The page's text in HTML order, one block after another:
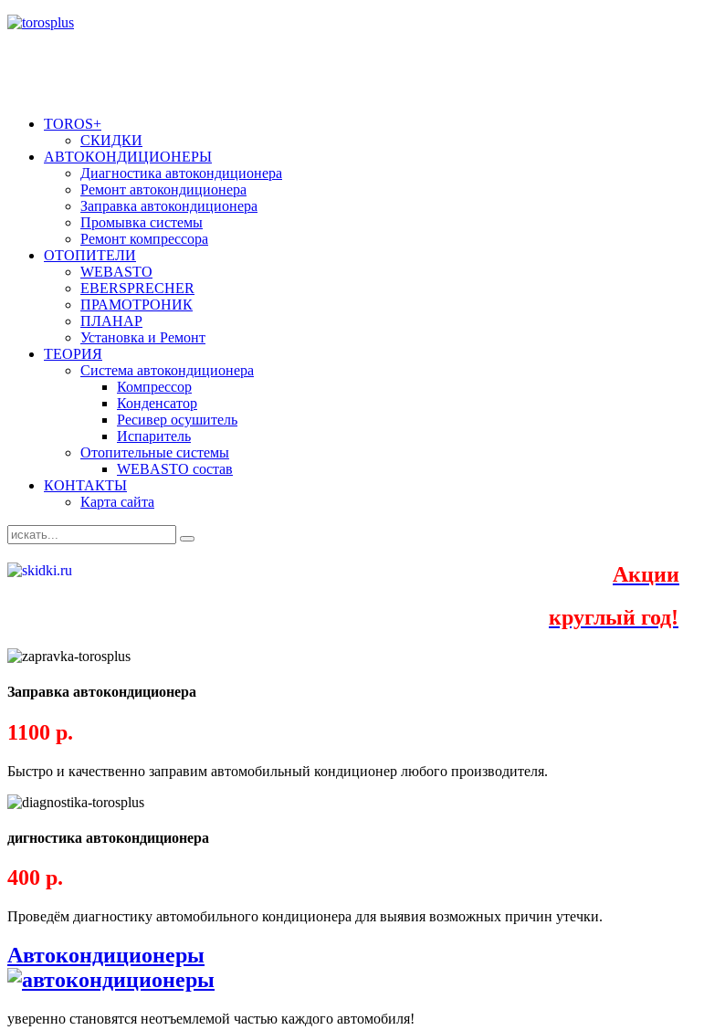
TOROS+
СКИДКИ
АВТОКОНДИЦИОНЕРЫ
Диагностика автокондиционера
Ремонт автокондиционера
Заправка автокондиционера
Промывка системы
Ремонт компрессора
ОТОПИТЕЛИ
WEBASTO
EBERSPRECHER
ПРАМОТРОНИК
ПЛАНАР
Установка и Ремонт
ТЕОРИЯ
Система автокондиционера
Компрессор
Конденсатор
Ресивер осушитель
Испаритель
Отопительные системы
WEBASTO состав
КОНТАКТЫ
Карта сайта
Акции
круглый год!
Заправка автокондиционера
1100 р.
Быстро и качественно заправим автомобильный кондиционер любого производителя.
дигностика автокондиционера
400 р.
Проведём диагностику автомобильного кондиционера для выявия возможных причин утечки.
Автокондиционеры
уверенно становятся неотъемлемой частью каждого автомобиля!